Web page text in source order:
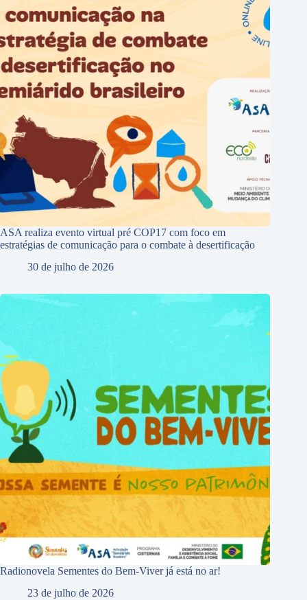
ASA realiza evento virtual pré COP17 com foco em
estratégias de comunicação para o combate à desertificação
30 de julho de 2026
Radionovela Sementes do Bem-Viver já está no ar!
23 de julho de 2026